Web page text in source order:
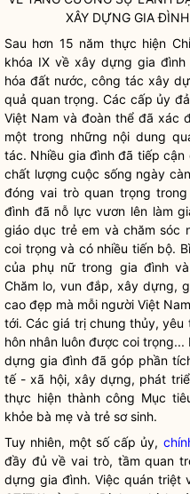
XÂY DỰNG GIA
Sau hơn 15 năm thực hiện
khóa IX về xây dựng gia
hóa đất nước, công tác xây
quả quan trọng. Các cấp ủy
Việt Nam và đoàn thể đã xác
một trong những nội dung
tác. Nhiều gia đình đã tiếp
chất lượng cuộc sống ngày
đóng vai trò quan trọng
đình đã nỗ lực vươn lên làm
giáo dục trẻ em và chăm sóc
coi trọng và có nhiều tiến bộ.
của phụ nữ trong gia đình
Chăm lo, vun đắp, xây dựng,
cao đẹp mà mỗi người Việt
tới. Các giá trị chung thủy,
hôn nhân luôn được coi
dựng gia đình đã góp phần
tế - xã hội, xây dựng, phát
thực hiện thành công Mục
khỏe bà mẹ và trẻ sơ sinh.
Tuy nhiên, một số cấp ủy,
đầy đủ về vai trò, tầm quan
dựng gia đình. Việc quán triệt